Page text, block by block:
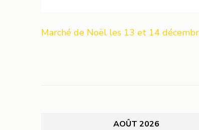
Navigation
Marché de Noël les 13 et 14
AOÛT 2026